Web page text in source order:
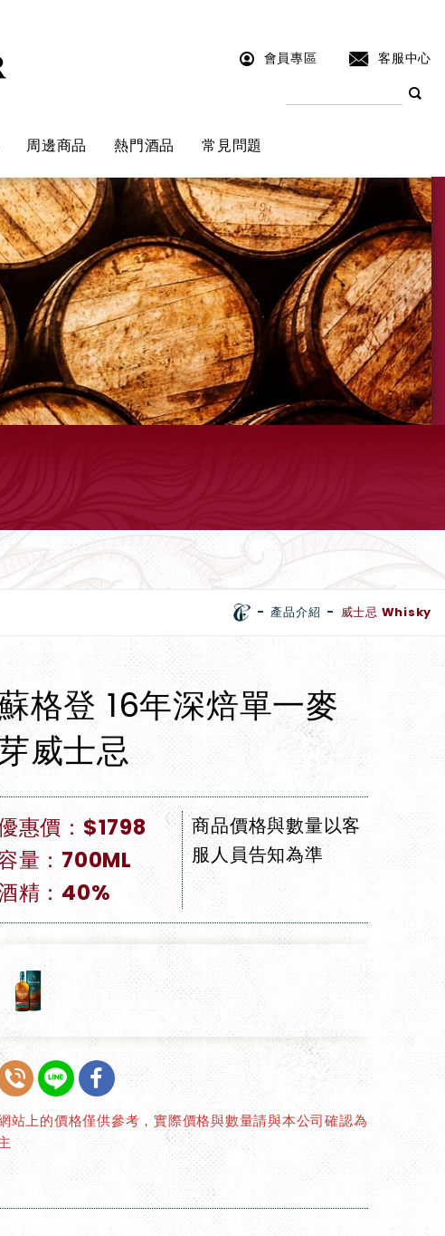
會員專區 客服中心
周邊商品 熱門酒品 常見問題
產品介紹 威士忌 Whisky
格登 16年深焙單一麥
威士忌
惠價：$1798
量：700ML
精：40%
商品價格與數量以客
服人員告知為準
站上的價格僅供參考，實際價格與數量請與本公司確認為